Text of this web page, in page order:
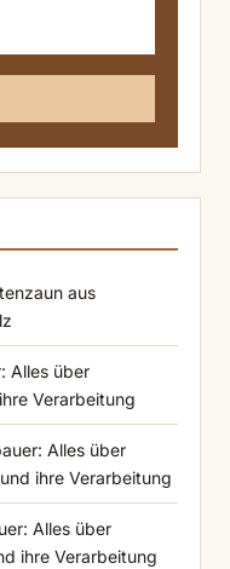
aus
Alles über
Verarbeitung
Alles über
ihre Verarbeitung
Alles über
ihre Verarbeitung